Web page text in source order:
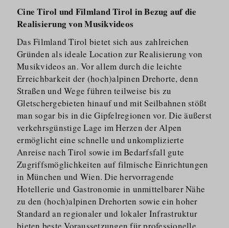
Cine Tirol und Filmland Tirol in Bezug auf die
Realisierung von Musikvideos
Das Filmland Tirol bietet sich aus zahlreichen
Gründen als ideale Location zur Realisierung von
Musikvideos an. Vor allem durch die leichte
Erreichbarkeit der (hoch)alpinen Drehorte, denn
Straßen und Wege führen teilweise bis zu
Gletscher­gebieten hinauf und mit Seilbahnen stößt
man sogar bis in die Gipfelregionen vor. Die äußerst
verkehrs­günstige Lage im Herzen der Alpen
ermöglicht eine schnelle und unkomplizierte
Anreise nach Tirol sowie im Bedarfsfall gute
Zugriffs­mög­lichkeiten auf filmische Einrichtungen
in München und Wien. Die hervorragende
Hotellerie und Gastronomie in unmittelbarer Nähe
zu den (hoch)alpinen Drehorten sowie ein hoher
Standard an regionaler und lokaler Infrastruktur